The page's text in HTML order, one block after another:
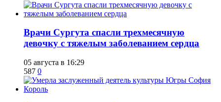
​Врачи Сургута спасли трехмесячную
девочку с тяжелым заболеванием сердца
05 августа в 16:29
587 0